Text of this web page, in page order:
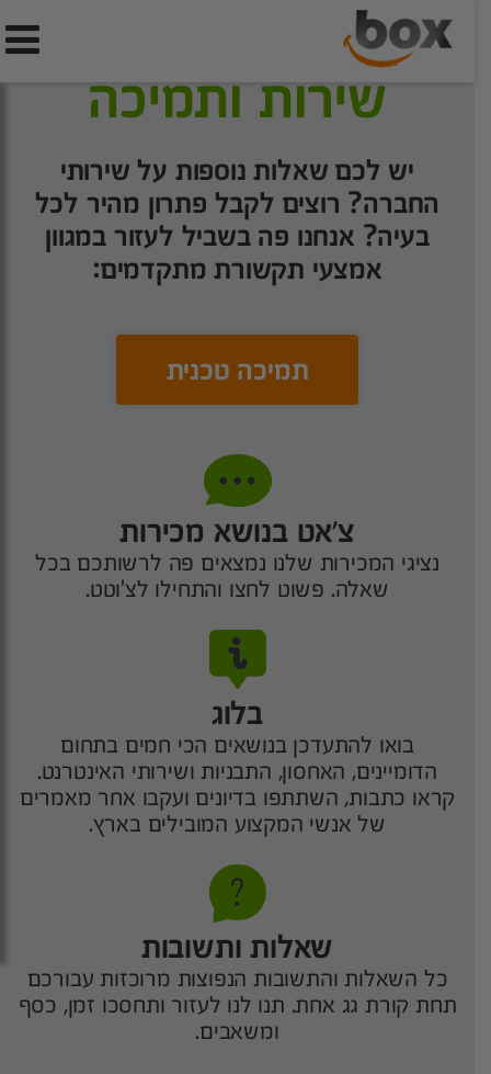
שירות ותמיכה
יש לכם שאלות נוספות על שירותי
החברה? רוצים לקבל פתרון מהיר לכל
בעיה? אנחנו פה בשביל לעזור במגוון
אמצעי תקשורת מתקדמים:
תמיכה טכנית
צ’אט בנושא מכירות
נציגי המכירות שלנו נמצאים פה לרשותכם בכל
שאלה. פשוט לחצו והתחילו לצ'וטט.
בלוג
בואו להתעדכן בנושאים הכי חמים בתחום
הדומיינים, האחסון, התבניות ושירותי האינטרנט.
קראו כתבות, השתתפו בדיונים ועקבו אחר מאמרים
של אנשי המקצוע המובילים בארץ.
שאלות ותשובות
כל השאלות והתשובות הנפוצות מרוכזות עבורכם
תחת קורת גג אחת. תנו לנו לעזור ותחסכו זמן, כסף
ומשאבים.